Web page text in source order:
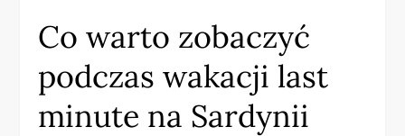
Co warto zobaczyć
podczas wakacji last
minute na Sardynii